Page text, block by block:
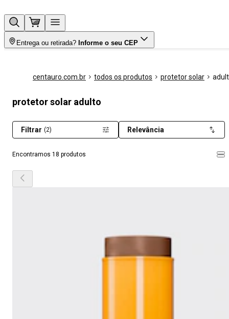
Entrega ou retirada? Informe o seu CEP
centauro.com.br todos os produtos protetor solar
protetor solar adulto
Encontramos 18 produtos
Filtrar (2) Relevância